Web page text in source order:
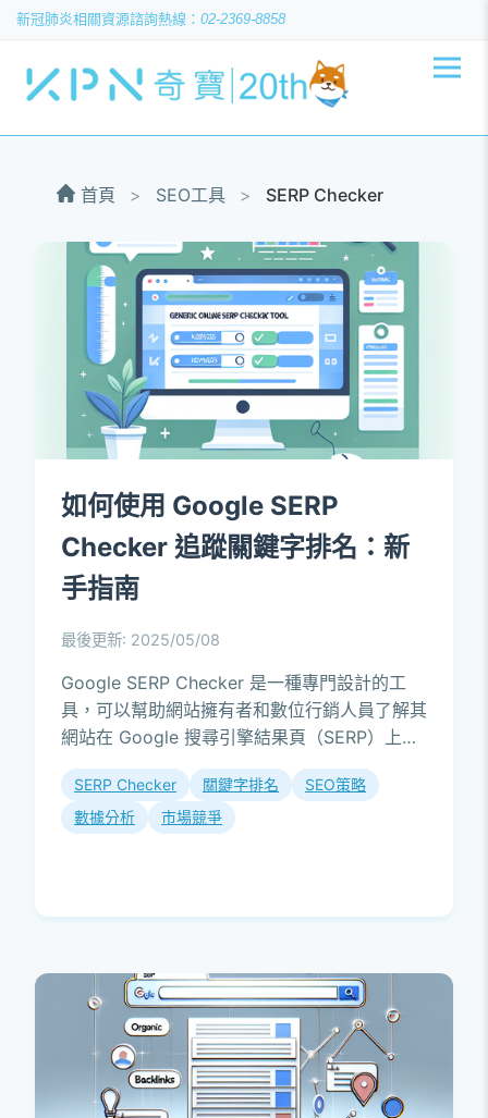
新冠肺炎相關資源 02-2369-8858
首頁 > SEO工具 > SERP Checker
如何使用 Google SERP
Checker 追蹤關鍵字排名：新
手指南
最後更新: 2025/05/08
Google SERP Checker 是一種專門設計的工
具，可以幫助網站擁有者和數位行銷人員了解其
網站在 Google 搜尋引擎結果頁（SERP）上的
表現。透過這個工具，使用者可以查詢特定關鍵
字的排...
SERP Checker 關鍵字排名
SEO策略
數據分析
市場競爭